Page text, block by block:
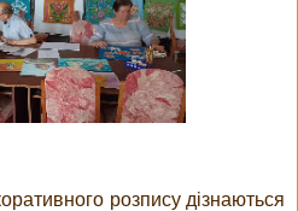
розпису дізнаються